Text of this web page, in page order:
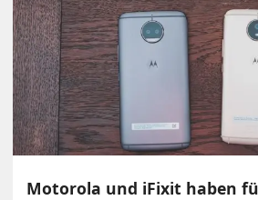
Motorola und iFixit haben